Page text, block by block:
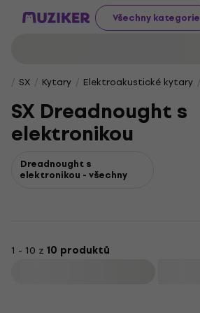
Všechny kategorie
SX Kytary Elektroakustické kytary
SX Dreadnought s
elektronikou
Dreadnought s
elektronikou - všechny
1 - 10 z 10 produktů